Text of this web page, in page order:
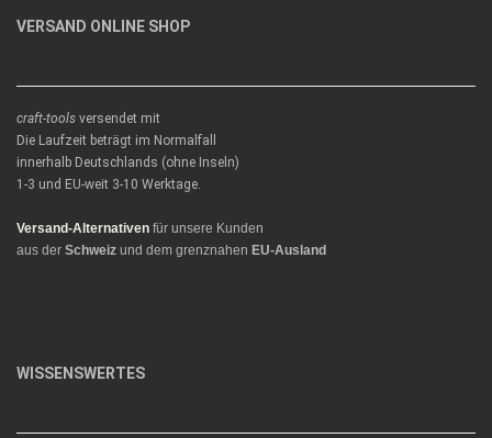
VERSAND ONLINE SHOP
craft-tools versendet mit
Die Laufzeit beträgt im Normalfall
innerhalb Deutschlands (ohne Inseln)
1-3 und EU-weit 3-10 Werktage.
Versand-Alternativen für unsere Kunden
aus der Schweiz und dem grenznahen EU-Ausland
WISSENSWERTES